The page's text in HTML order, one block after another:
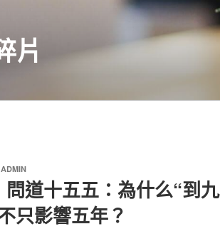
片
ADMIN
道十五五：為什么“到
只影響五年？